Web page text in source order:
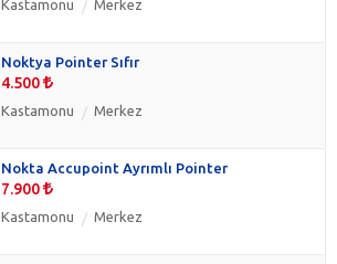
Kastamonu Merkez
Noktya Pointer Sıfır
4.500
Kastamonu Merkez
Nokta Accupoint Ayrımlı Pointer
7.900
Kastamonu Merkez